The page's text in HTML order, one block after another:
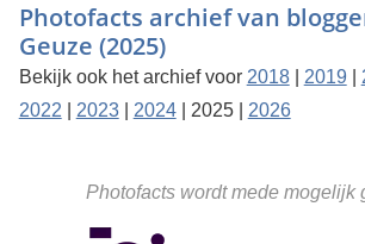
Photofacts archief van
Geuze (2025)
Bekijk ook het archief voor 2018| 2019
2022
2023| 2024| 2025 | 2026
Photofacts wordt mede mogelijk